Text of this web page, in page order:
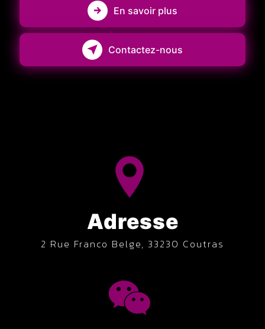
En savoir plus
Contactez-nous
Adresse
2 Rue Franco Belge, 33230 Coutras